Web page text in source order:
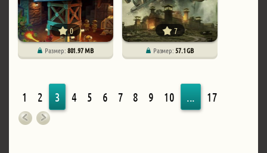
0
Размер:801.97 MB
7
Размер:57.1 GB
1 2 3 4 5 6 7 8 9 10 ... 17